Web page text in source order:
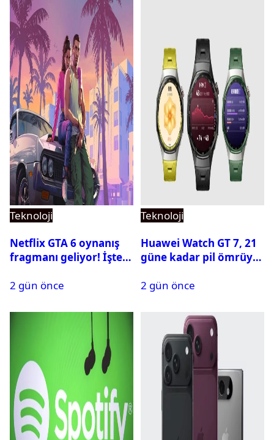
Teknoloji
Netflix GTA 6 oynanış
fragmanı geliyor! İşte
2 gün önce
Teknoloji
Huawei Watch GT 7, 21
güne kadar pil ömrüyle
2 gün önce